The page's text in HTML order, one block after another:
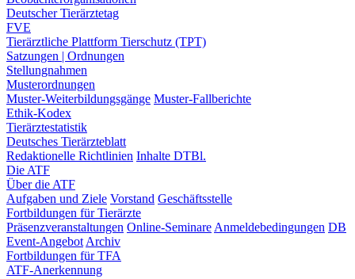
Deutscher Tierärztetag
FVE
Tierärztliche Plattform Tierschutz (TPT)
Satzungen | Ordnungen
Stellungnahmen
Musterordnungen
Muster-Weiterbildungsgänge Muster-Fallberichte
Ethik-Kodex
Tierärztestatistik
Deutsches Tierärzteblatt
Redaktionelle Richtlinien Inhalte DTBl.
Die ATF
Über die ATF
Aufgaben und Ziele Vorstand Geschäftsstelle
Fortbildungen für Tierärzte
Präsenzveranstaltungen Online-Seminare Anmeldebedingungen DB
Event-Angebot Archiv
Fortbildungen für TFA
ATF-Anerkennung